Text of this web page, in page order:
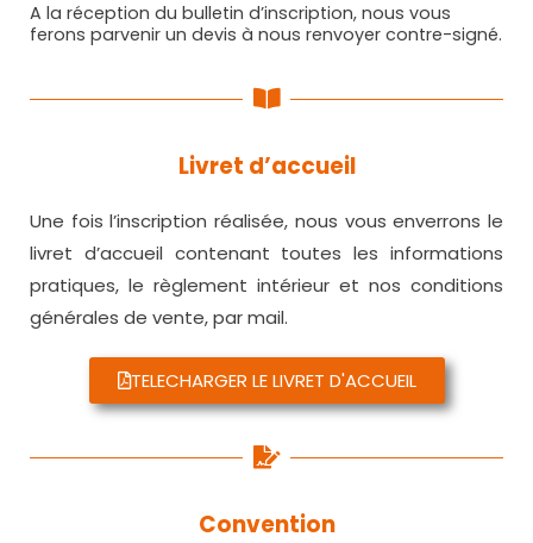
A la réception du bulletin d’inscription, nous vous
ferons parvenir un devis à nous renvoyer contre-signé.
Livret d’accueil
Une fois l’inscription réalisée, nous vous enverrons le
livret d’accueil contenant toutes les informations
pratiques, le règlement intérieur et nos conditions
générales de vente, par mail.
TELECHARGER LE LIVRET D'ACCUEIL
Convention